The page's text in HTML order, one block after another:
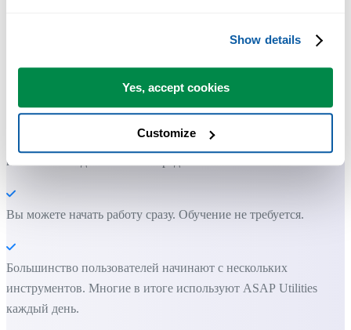
Show details
Yes, accept cookies
Customize
Практичные инструменты, которых многим пользователям
не хватает в самом Excel.
Экономьте время в Excel. Это просто.
ASAP Utilities помогает экономить время и делать то, что
невозможно сделать только средствами Excel.
Вы можете начать работу сразу. Обучение не требуется.
Большинство пользователей начинают с нескольких
инструментов. Многие в итоге используют ASAP Utilities
каждый день.